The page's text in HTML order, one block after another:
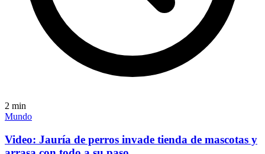
2 min
Mundo
Video: Jauría de perros invade tienda de mascotas y